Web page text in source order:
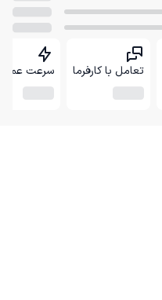
تعامل با کارفرما سرعت عمل